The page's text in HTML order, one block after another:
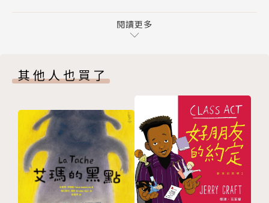
十六策，走是上計」俗語演變而來，後人為附會這句俗
這三十六計可不只能用在軍事上，舉凡日常生活、
班級競賽、人際關係中也都隨處可見，《奇想三十六
計》系列，由知名兒文作家岑澎維全新創造，運用孩子
最熟悉的校園生活為背景，並透過精采的情境漫畫，將
用計的原因、時機和結果一一呈現，藉由「不難找國
小」中幾位師生主角的對話與互動，帶領讀者一起思考
解決問題的方法，進而養成獨立面對問題的能力。
9 渾水摸魚，烏龍一場
11 偷梁換柱，搶當志工
12 反客為主，臨場換將
期末統計
推薦文 透過活靈活現的校園三十六計，見識看似高深
的老祖先智慧
版權頁
閱讀更多
其他人也買了